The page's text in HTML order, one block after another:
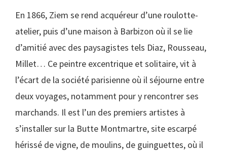
En 1866, Ziem se rend acquéreur d’une roulotte-
atelier, puis d’une maison à Barbizon où il se lie
d’amitié avec des paysagistes tels Diaz, Rousseau,
Millet… Ce peintre excentrique et solitaire, vit à
l’écart de la société parisienne où il séjourne entre
deux voyages, notamment pour y rencontrer ses
marchands. Il est l’un des premiers artistes à
s’installer sur la Butte Montmartre, site escarpé
hérissé de vigne, de moulins, de guinguettes, où il